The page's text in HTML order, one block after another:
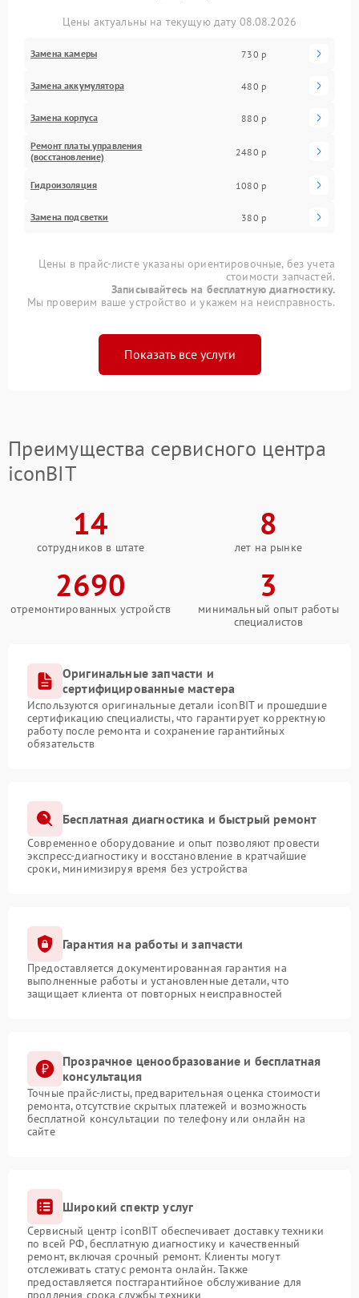
Цены актуальны на текущую дату 08.08.2026
Замена камеры 730 р
Замена аккумулятора 480 р
Замена корпуса 880 р
Ремонт платы управления
(восстановление)
2480 р
Гидроизоляция 1080 р
Замена подсветки 380 р
Цены в прайс-листе указаны ориентировочные, без учета
стоимости запчастей.
Записывайтесь на бесплатную диагностику.
Мы проверим ваше устройство и укажем на неисправность.
Показать все услуги
Преимущества сервисного центра
iconBIT
14
сотрудников в штате
8
лет на рынке
2690
отремонтированных устройств
3
минимальный опыт работы
специалистов
Оригинальные запчасти и
сертифицированные мастера
Используются оригинальные детали iconBIT и прошедшие
сертификацию специалисты, что гарантирует корректную
работу после ремонта и сохранение гарантийных
обязательств
Бесплатная диагностика и быстрый ремонт
Современное оборудование и опыт позволяют провести
экспресс-диагностику и восстановление в кратчайшие
сроки, минимизируя время без устройства
Гарантия на работы и запчасти
Предоставляется документированная гарантия на
выполненные работы и установленные детали, что
защищает клиента от повторных неисправностей
Прозрачное ценообразование и бесплатная
консультация
Точные прайс-листы, предварительная оценка стоимости
ремонта, отсутствие скрытых платежей и возможность
бесплатной консультации по телефону или онлайн на
сайте
Широкий спектр услуг
Сервисный центр iconBIT обеспечивает доставку техники
по всей РФ, бесплатную диагностику и качественный
ремонт, включая срочный ремонт. Клиенты могут
отслеживать статус ремонта онлайн. Также
предоставляется постгарантийное обслуживание для
продления срока службы техники